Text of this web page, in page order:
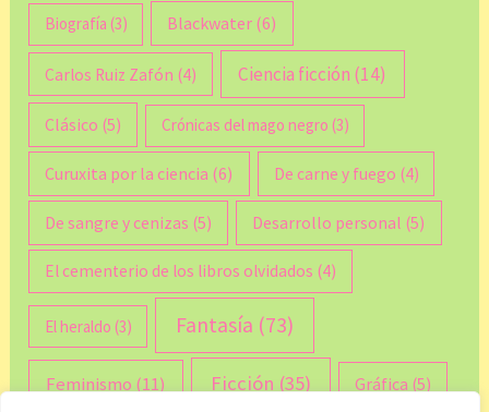
Biografía (3) Blackwater (6)
Carlos Ruiz Zafón (4) Ciencia ficción (14)
Clásico (5) Crónicas del mago negro (3)
Curuxita por la ciencia (6) De carne y fuego (4)
De sangre y cenizas (5) Desarrollo personal (5)
El cementerio de los libros olvidados (4)
El heraldo (3) Fantasía (73)
Feminismo (11) Ficción (35) Gráfica (5)